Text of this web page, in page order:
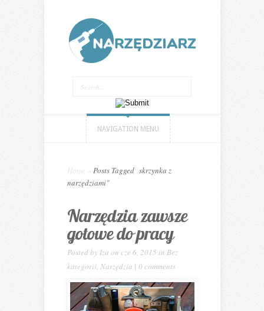
NAVIGATION MENU
Home Posts Tagged skrzynka z
narzędziami"
Narzędzia zawsze
gotowe do pracy
Posted byIza on cze 6, 2015 in Bez
kategorii, Narzędzia | 0 comments